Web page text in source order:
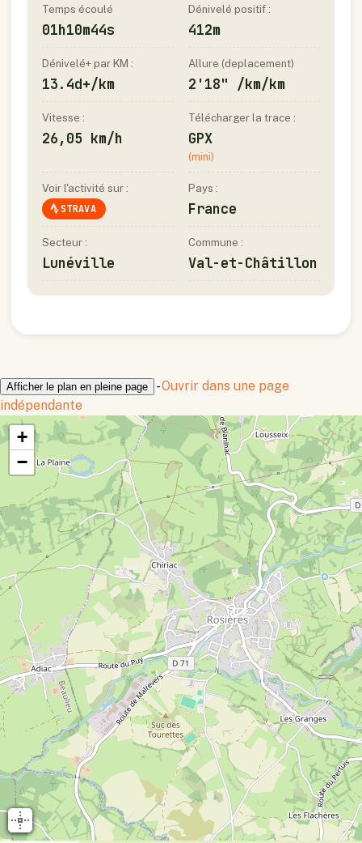
Temps écoulé
01h10m44s
Dénivelé positif :
412m
Dénivelé+ par KM :
13.4d+/km
Allure (deplacement)
2'18" /km/km
Vitesse :
26,05 km/h
Télécharger la trace :
GPX
(mini)
Voir l'activité sur :
STRAVA
Pays :
France
Secteur :
Lunéville
Commune :
Val-et-Châtillon
Afficher le plan en pleine page -Ouvrir dans une page
indépendante